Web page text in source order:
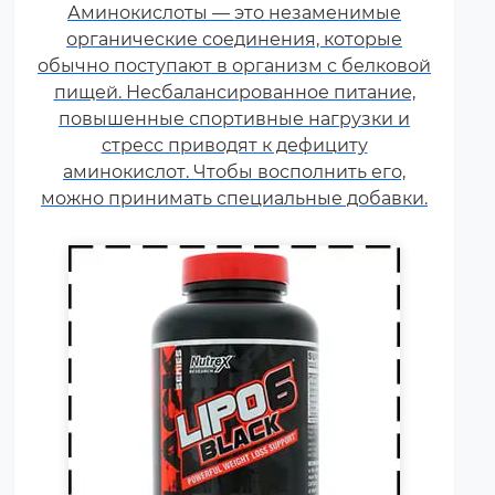
Аминокислоты — это незаменимые
органические соединения, которые
обычно поступают в организм с белковой
пищей. Несбалансированное питание,
повышенные спортивные нагрузки и
стресс приводят к дефициту
аминокислот. Чтобы восполнить его,
можно принимать специальные добавки.
добавок, которые способствуют
улучшению результатов
тренировок и помогают
избавляться от лишнего жира,
используя его в качестве
дополнительного источника
энергии.